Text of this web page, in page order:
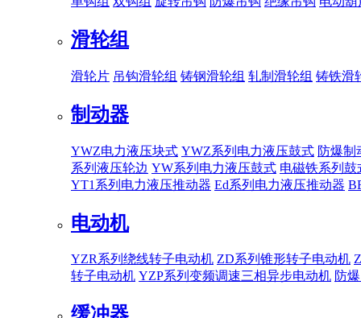
滑轮组
滑轮片 吊钩滑轮组 铸钢滑轮组 轧制滑轮组 铸铁滑
制动器
YWZ电力液压块式 YWZ系列电力液压鼓式 防爆制
系列液压轮边 YW系列电力液压鼓式 电磁铁系列鼓
YT1系列电力液压推动器 Ed系列电力液压推动器
电动机
YZR系列绕线转子电动机 ZD系列锥形转子电动机
转子电动机 YZP系列变频调速三相异步电动机 防